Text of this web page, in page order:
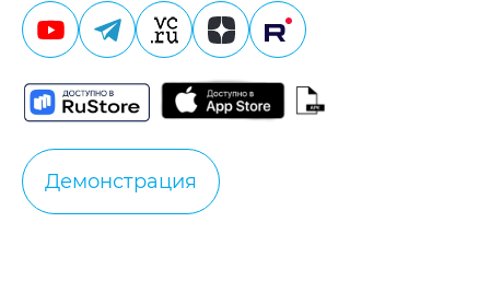
Демонстрация